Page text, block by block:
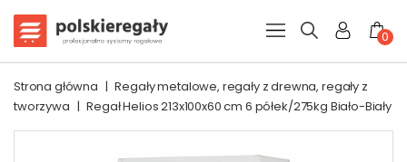
0
Strona główna | Regały metalowe, regały z drewna, regały z
tworzywa | Regał Helios 213x100x60 cm 6 półek/275kg Biało-Biały